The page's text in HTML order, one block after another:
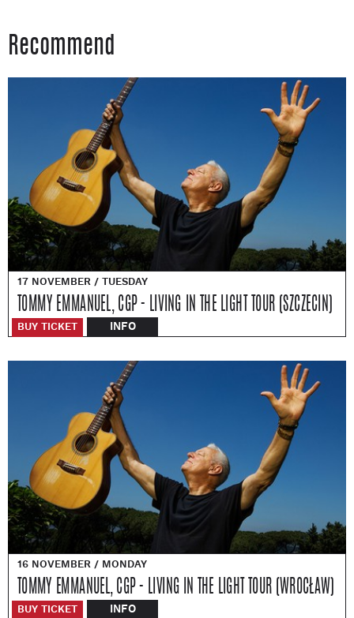
Recommend
17 NOVEMBER / TUESDAY
TOMMY EMMANUEL, CGP - LIVING IN THE LIGHT TOUR (SZCZECIN)
BUY TICKET INFO
16 NOVEMBER / MONDAY
TOMMY EMMANUEL, CGP - LIVING IN THE LIGHT TOUR (WROCŁAW)
BUY TICKET INFO